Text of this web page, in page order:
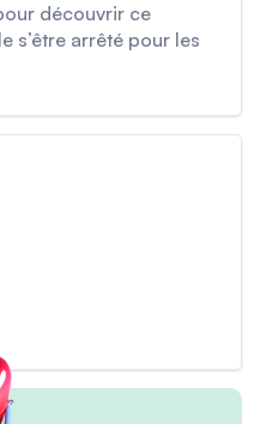
découvrir ce
s’être arrêté pour les